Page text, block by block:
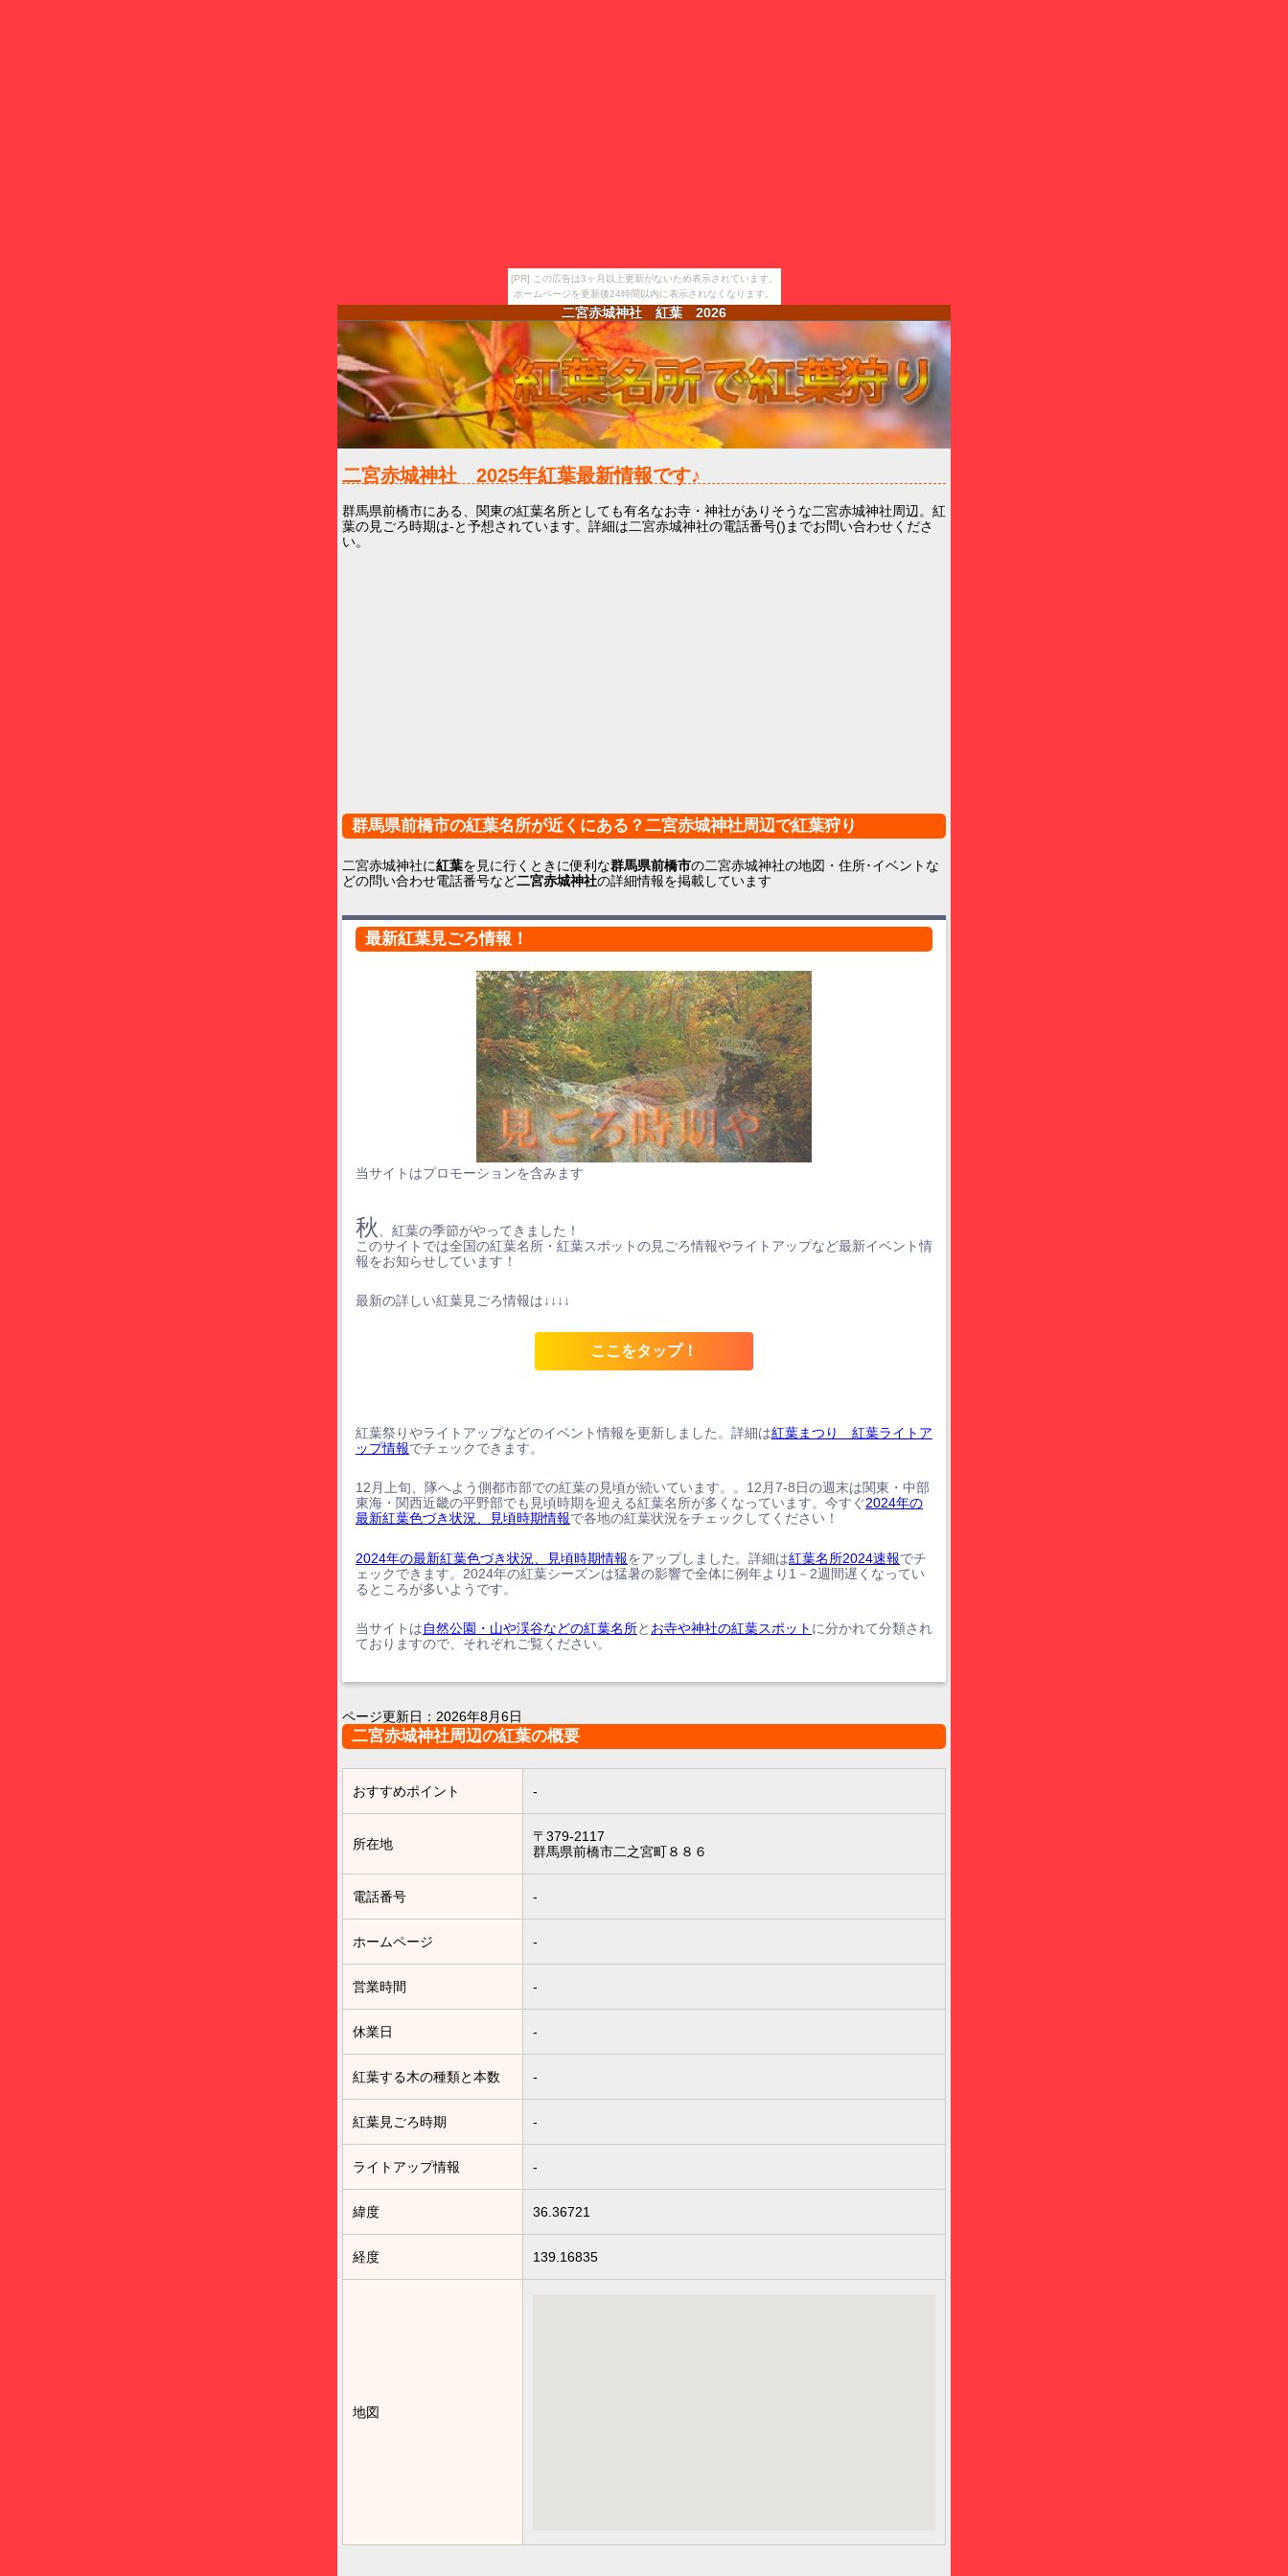
[PR] この広告は3ヶ月以上更新がないため表示されています。
ホームページを更新後24時間以内に表示されなくなります。
二宮赤城神社 紅葉 2026
二宮赤城神社 2025年紅葉最新情報です♪
群馬県前橋市にある、関東の紅葉名所としても有名なお寺・神社がありそうな二宮赤城神社周辺。紅
葉の見ごろ時期は-と予想されています。詳細は二宮赤城神社の電話番号()までお問い合わせくださ
い。
群馬県前橋市の紅葉名所が近くにある？二宮赤城神社周辺で紅葉狩り
二宮赤城神社に紅葉を見に行くときに便利な群馬県前橋市の二宮赤城神社の地図・住所･イベントな
どの問い合わせ電話番号など二宮赤城神社の詳細情報を掲載しています
最新紅葉見ごろ情報！
当サイトはプロモーションを含みます
秋
、紅葉の季節がやってきました！
このサイトでは全国の紅葉名所・紅葉スポットの見ごろ情報やライトアップなど最新イベント情
報をお知らせしています！
最新の詳しい紅葉見ごろ情報は↓↓↓↓
ここをタップ！
紅葉祭りやライトアップなどのイベント情報を更新しました。詳細は紅葉まつり 紅葉ライトア
ップ情報でチェックできます。
12月上旬、隊へよう側都市部での紅葉の見頃が続いています。。12月7-8日の週末は関東・中部
東海・関西近畿の平野部でも見頃時期を迎える紅葉名所が多くなっています。今すぐ2024年の
最新紅葉色づき状況、見頃時期情報で各地の紅葉状況をチェックしてください！
2024年の最新紅葉色づき状況、見頃時期情報をアップしました。詳細は紅葉名所2024速報でチ
ェックできます。2024年の紅葉シーズンは猛暑の影響で全体に例年より1－2週間遅くなってい
るところが多いようです。
当サイトは自然公園・山や渓谷などの紅葉名所と お寺や神社の紅葉スポット に分かれて分類され
ておりますので、それぞれご覧ください。
ページ更新日： 2026年8月6日
二宮赤城神社周辺の紅葉の概要
おすすめポイント -
所在地
〒379-2117
群馬県前橋市二之宮町８８６
電話番号 -
ホームページ -
営業時間 -
休業日 -
紅葉する木の種類と本数 -
紅葉見ごろ時期 -
ライトアップ情報 -
緯度 36.36721
経度 139.16835
地図